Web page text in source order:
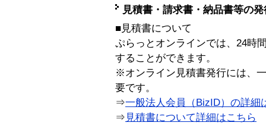
見積書・請求書・納品書等の
■見積書について
ぷらっとオンラインでは、24時
することができます。
※オンライン見積書発行には、
要です。
⇒一般法人会員（BizID）の詳細
⇒ 見積書について詳細はこちら